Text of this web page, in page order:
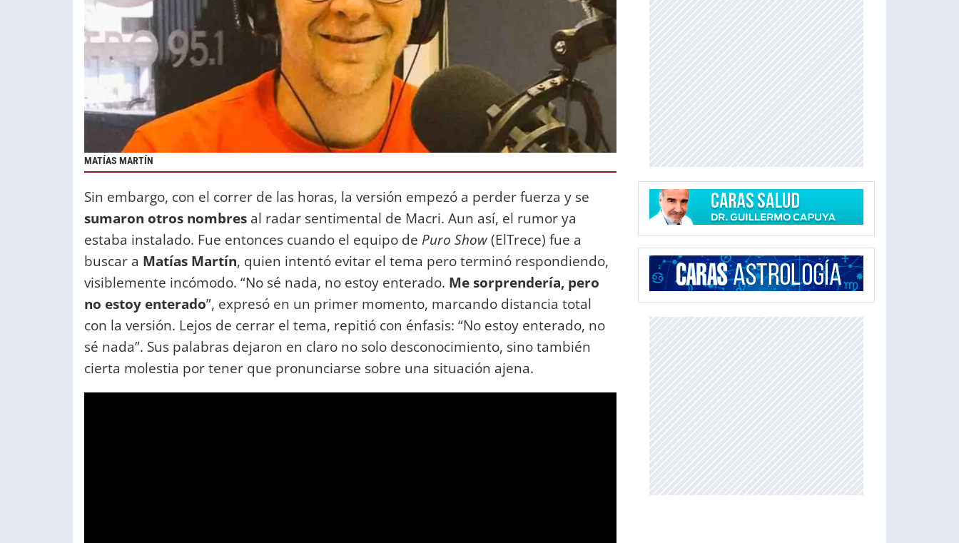
MATÍAS MARTÍN
Sin embargo, con el correr de las horas, la versión empezó a perder fuerza y se
sumaron otros nombres al radar sentimental de Macri. Aun así, el rumor ya
estaba instalado. Fue entonces cuando el equipo de Puro Show(ElTrece) fue a
buscar a Matías Martín, quien intentó evitar el tema pero terminó respondiendo,
visiblemente incómodo. “No sé nada, no estoy enterado. Me sorprendería, pero
no estoy enterado”, expresó en un primer momento, marcando distancia total
con la versión. Lejos de cerrar el tema, repitió con énfasis: “No estoy enterado, no
sé nada”. Sus palabras dejaron en claro no solo desconocimiento, sino también
cierta molestia por tener que pronunciarse sobre una situación ajena.